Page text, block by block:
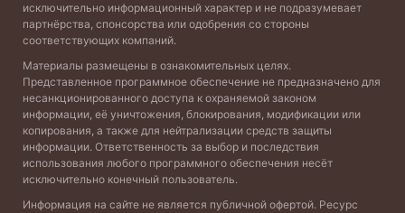
исключительно информационный характер и не подразумевает
партнёрства, спонсорства или одобрения со стороны
соответствующих компаний.
Материалы размещены в ознакомительных целях.
Представленное программное обеспечение не предназначено для
несанкционированного доступа к охраняемой законом
информации, её уничтожения, блокирования, модификации или
копирования, а также для нейтрализации средств защиты
информации. Ответственность за выбор и последствия
использования любого программного обеспечения несёт
исключительно конечный пользователь.
Информация на сайте не является публичной офертой. Ресурс